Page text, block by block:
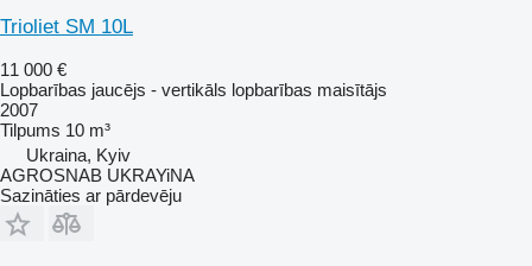
Trioliet SM 10L
11 000 €
Lopbarības jaucējs - vertikāls lopbarības maisītājs
2007
Tilpums 10 m³
Ukraina, Kyiv
AGROSNAB UKRAYiNA
Sazināties ar pārdevēju